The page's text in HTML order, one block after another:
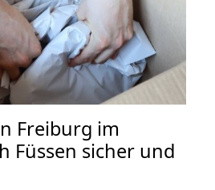
Freiburg im
Füssen sicher und